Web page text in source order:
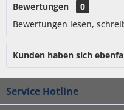
Bewertungen
0
Bewertungen lesen,
Kunden haben sich
Service Hotline